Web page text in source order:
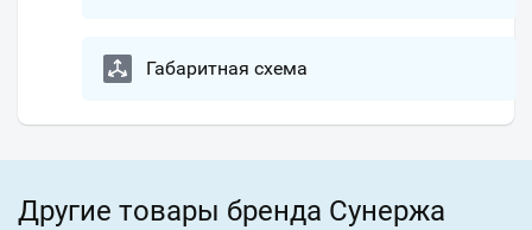
Габаритная схема
Другие товары бренда Сунержа